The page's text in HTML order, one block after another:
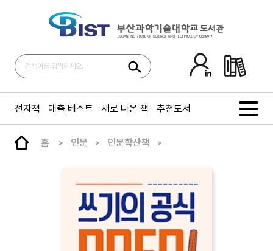
전자책 대출 베스트 새로 나온 책 추천도서
홈 인문 인문학산책